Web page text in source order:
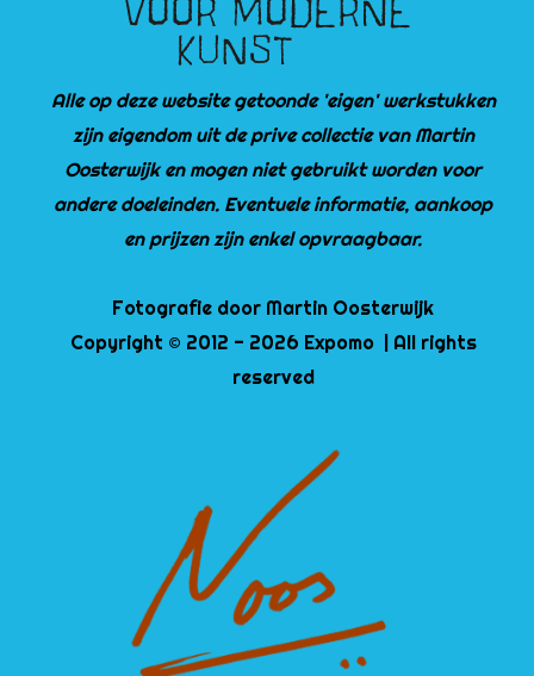
Alle op deze website getoonde 'eigen' werkstukken
zijn eigendom uit de prive collectie van Martin
Oosterwijk en mogen niet gebruikt worden voor
andere doeleinden. Eventuele informatie, aankoop
en prijzen zijn enkel opvraagbaar.
Fotografie door Martin Oosterwijk
Copyright © 2012 - 2026 Expomo | All rights
reserved